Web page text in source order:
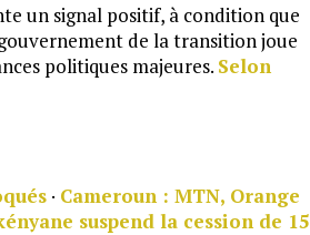
un signal positif, à condition que
de la transition joue
politiques majeures. Selon
· Cameroun : MTN, Orange
suspend la cession de 15